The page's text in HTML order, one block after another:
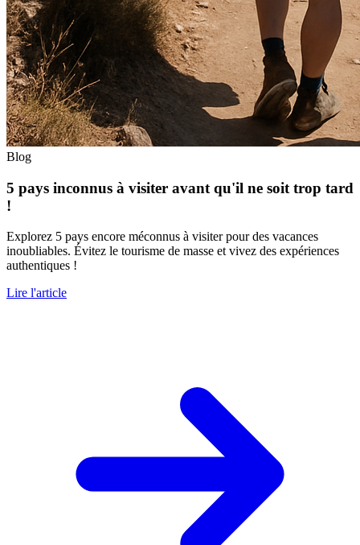
Blog
5 pays inconnus à visiter avant qu'il ne soit trop tard
!
Explorez 5 pays encore méconnus à visiter pour des vacances
inoubliables. Évitez le tourisme de masse et vivez des expériences
authentiques !
Lire l'article